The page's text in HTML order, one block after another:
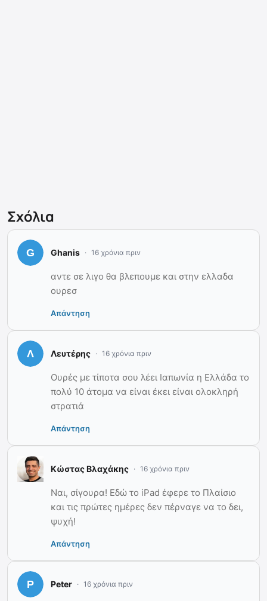
Σχόλια
Ghanis 16 χρόνια πριν
αντε σε λιγο θα βλεπουμε και στην ελλαδα
ουρεσ
Απάντηση
Λευτέρης 16 χρόνια πριν
Ουρές με τίποτα σου λέει Ιαπωνία η Ελλάδα το
πολύ 10 άτομα να είναι έκει είναι ολοκληρή
στρατιά
Απάντηση
Κώστας Βλαχάκης 16 χρόνια πριν
Ναι, σίγουρα! Εδώ το iPad έφερε το Πλαίσιο
και τις πρώτες ημέρες δεν πέρναγε να το δει,
ψυχή!
Απάντηση
Peter 16 χρόνια πριν